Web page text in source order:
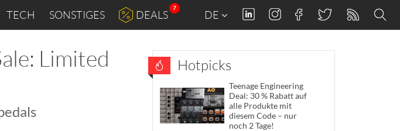
TECH SONSTIGES DEALS
7
DE
Limited
Hotpicks
Teenage Engineering
Deal: 30 % Rabatt auf
alle Produkte mit
diesem Code – nur
noch 2 Tage!